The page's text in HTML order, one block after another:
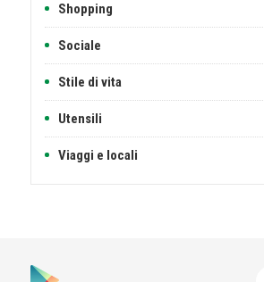
Shopping
Sociale
Stile di vita
Utensili
Viaggi e locali